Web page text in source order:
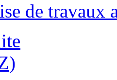
de travaux